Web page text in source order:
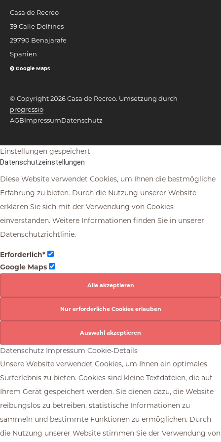
Casa de Recreo
39 Calle Delfines
29790 Benajarafe
Spanien
Google Maps
© Copyright 2026 Casa de Recreo. Umsetzung durch
progressio
AGBImpressumDatenschutz
Einstellungen gespeichert
Datenschutzeinstellungen
Diese Website verwendet Cookies, um Ihnen die bestmögliche
Erfahrung zu bieten. Durch die Nutzung unserer Website
erklären Sie sich mit der Verwendung von Cookies
einverstanden. Weitere Informationen finden Sie in unserer
Datenschutzrichtlinie.
Erforderlich*
Google Maps
Datenschutz Impressum Cookie-Details
Unsere Website verwendet Cookies, um Ihnen ein optimales
Surferlebnis zu bieten. Cookies sind kleine Textdateien, die auf
Ihrem Gerät gespeichert werden. Sie dienen dazu, die Website
reibungslos zu betreiben, statistische Informationen zu
sammeln und bestimmte Funktionen zu ermöglichen. Durch
die Nutzung unserer Website stimmen Sie der Verwendung von